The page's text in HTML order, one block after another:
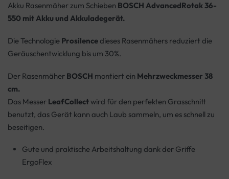
Akku Rasenmäher zum Schieben BOSCH AdvancedRotak 36-
550 mit Akku und Akkuladegerät.
Die Technologie Prosilence dieses Rasenmähers reduziert die
Geräuschentwicklung bis um 30%.
Der Rasenmäher BOSCH montiert ein Mehrzweckmesser 38
cm.
Das Messer LeafCollectwird für den perfekten Grasschnitt
benutzt, das Gerät kann auch Laub sammeln, um es schnell zu
beseitigen.
Gute und praktische Arbeitshaltung dank der Griffe
ErgoFlex